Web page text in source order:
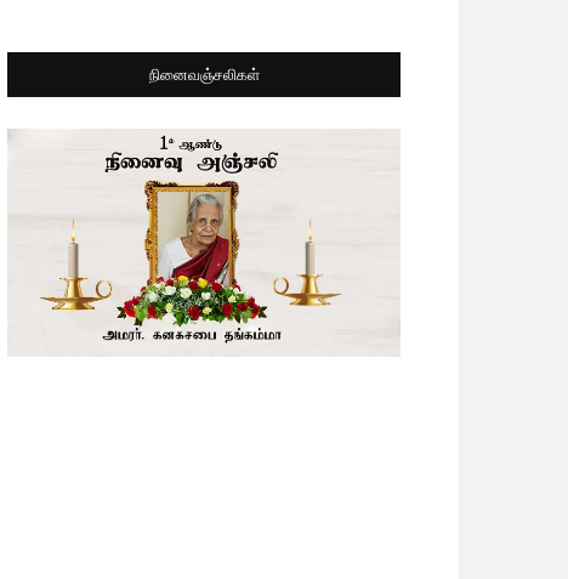
நினைவஞ்சலிகள்